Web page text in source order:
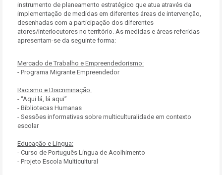
instrumento de planeamento estratégico que atua através da
implementação de medidas em diferentes áreas de intervenção,
desenhadas com a participação dos diferentes
atores/interlocutores no território. As medidas e áreas referidas
apresentam-se da seguinte forma:
Mercado de Trabalho e Empreendedorismo:
- Programa Migrante Empreendedor
Racismo e Discriminação:
- “Aqui lá, lá aqui”
- Bibliotecas Humanas
- Sessões informativas sobre multiculturalidade em contexto
escolar
Educação e Língua:
- Curso de Português Língua de Acolhimento
- Projeto Escola Multicultural